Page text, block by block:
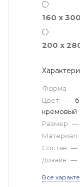
160 x
200 x
Форма —
Цвет: —
кремовый
Размер —
Материал
Состав —
Дизайн —
Все